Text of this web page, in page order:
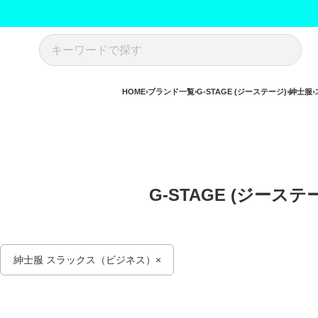
HOME ブランド一覧 G-STAGE (ジーステージ) 紳士服
G-STAGE (ジーステ
紳士服 スラックス（ビジネス）